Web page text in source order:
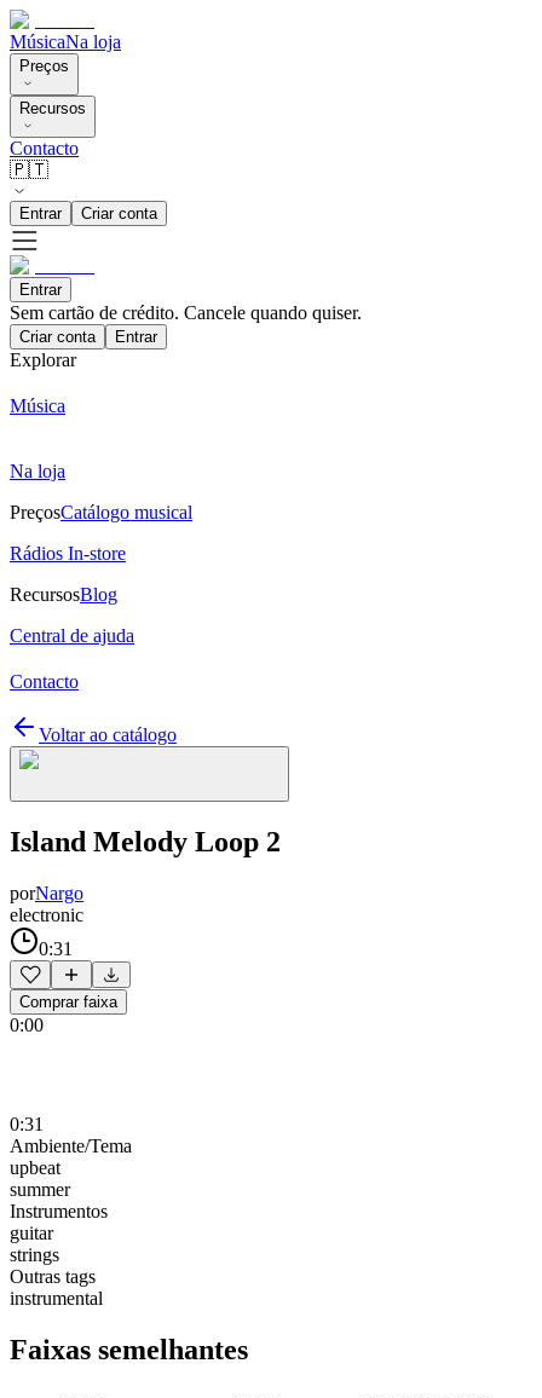
MúsicaNa loja
Preços
Recursos
Contacto
🇵🇹
Entrar Criar conta
Entrar
Sem cartão de crédito. Cancele quando quiser.
Criar conta Entrar
Explorar
Música
Na loja
PreçosCatálogo musical
Rádios In-store
RecursosBlog
Central de ajuda
Contacto
Voltar ao catálogo
Island Melody Loop 2
porNargo
electronic
0:31
Comprar faixa
0:00
0:31
Ambiente/Tema
upbeat
summer
Instrumentos
guitar
strings
Outras tags
instrumental
Faixas semelhantes